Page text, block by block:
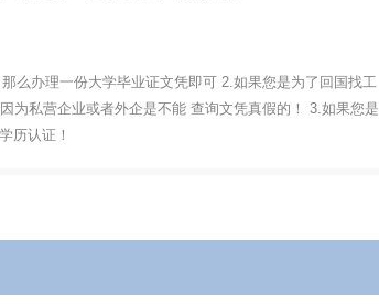
么办理一份大学毕业证文凭即可 2.如果您是为了回国找工
为私营企业或者外企是不能 查询文凭真假的！ 3.如果您是
历认证！